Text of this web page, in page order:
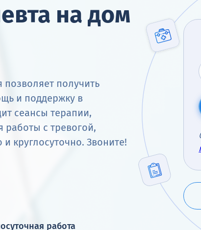
на дом
позволяет получить
и поддержку в
сеансы терапии,
работы с тревогой,
круглосуточно. Звоните!
работа